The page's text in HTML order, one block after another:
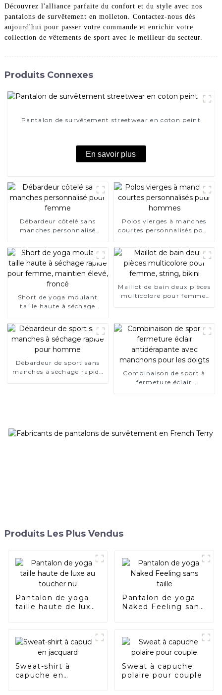
Découvrez l'alliance parfaite du confort et du style avec nos
pantalons de survêtement en molleton. Contactez-nous dès
aujourd'hui pour passer votre commande et enrichir votre
collection de vêtements de sport avec le meilleur du secteur.
Produits Connexes
Pantalon de survêtement streetwear en coton peint
En savoir plus
Débardeur côtelé sans
manches personnalisé
Polos vierges à manches
courtes personnalisés pour
Short de yoga moulant
taille haute à séchage
Maillot de bain deux pièces
multicolore pour femme,
Débardeur de sport sans
manches à séchage rapide
Combinaison de sport à
fermeture éclair
Produits Les Plus Vendus
Pantalon de yoga
taille haute de luxe
Pantalon de yoga
Naked Feeling sans
Sweat-shirt à
capuche en
Sweat à capuche
polaire pour couple